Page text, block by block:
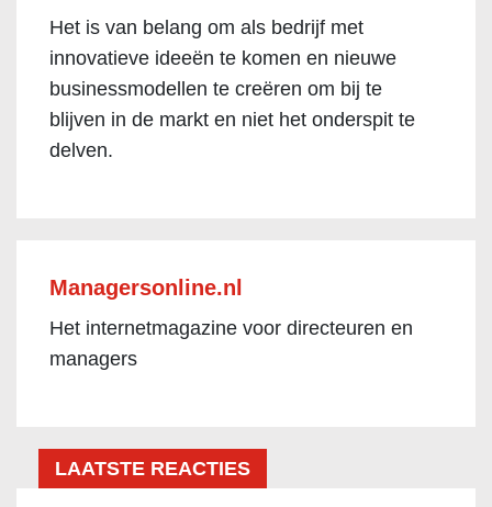
Het is van belang om als bedrijf met
innovatieve ideeën te komen en nieuwe
businessmodellen te creëren om bij te
blijven in de markt en niet het onderspit te
delven.
Managersonline.nl
Het internetmagazine voor directeuren en
managers
LAATSTE REACTIES